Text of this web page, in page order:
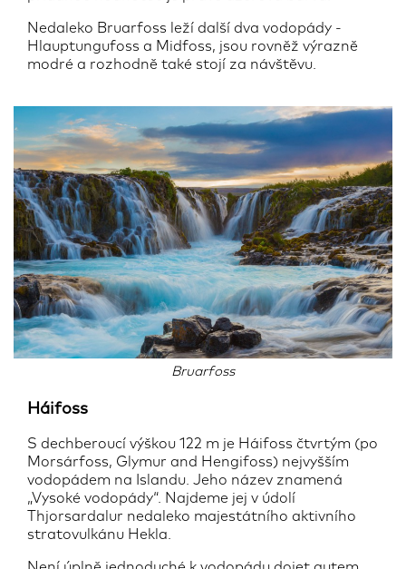
Nedaleko Bruarfoss leží další dva vodopády -
Hlauptungufoss a Midfoss, jsou rovněž výrazně
modré a rozhodně také stojí za návštěvu.
Bruarfoss
Háifoss
S dechberoucí výškou 122 m je Háifoss čtvrtým (po
Morsárfoss, Glymur and Hengifoss) nejvyšším
vodopádem na Islandu. Jeho název znamená
„Vysoké vodopády“. Najdeme jej v údolí
Thjorsardalur nedaleko majestátního aktivního
stratovulkánu Hekla.